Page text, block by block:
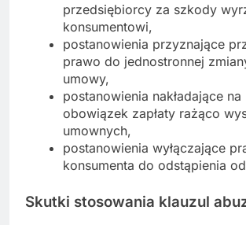
przedsiębiorcy za szkody
konsumentowi,
postanowienia przyznające
prawo do jednostronnej
umowy,
postanowienia nakładające na
obowiązek zapłaty rażąco
umownych,
postanowienia wyłączające
konsumenta do odstąpienia
Skutki stosowania klauzul